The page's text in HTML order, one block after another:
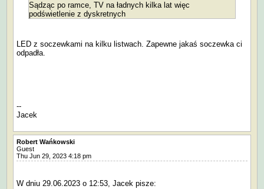
Sądząc po ramce, TV na ładnych kilka lat więc
podświetlenie z dyskretnych
LED z soczewkami na kilku listwach. Zapewne jakaś soczewka ci
odpadła.
--
Jacek
Robert Wańkowski
Guest
Thu Jun 29, 2023 4:18 pm
W dniu 29.06.2023 o 12:53, Jacek pisze: